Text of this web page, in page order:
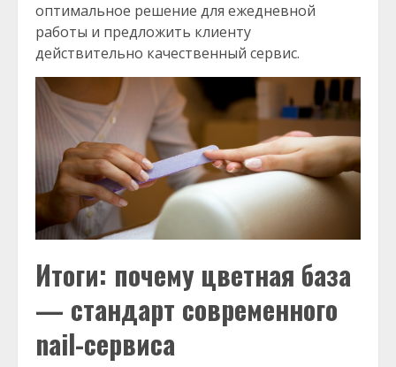
оптимальное решение для ежедневной
работы и предложить клиенту
действительно качественный сервис.
Итоги: почему цветная база
— стандарт современного
nail-сервиса